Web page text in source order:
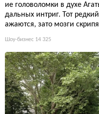
ие головоломки в духе
дальных интриг. Тот
ажаются, зато мозги
Шоу-бизнес 14 325